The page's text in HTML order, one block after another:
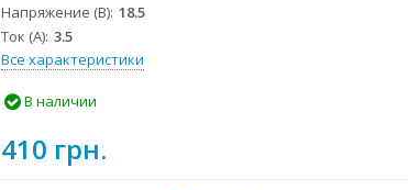
Напряжение (В) 18.5
Ток (А) 3.5
Все характеристики
В наличии
410 грн.